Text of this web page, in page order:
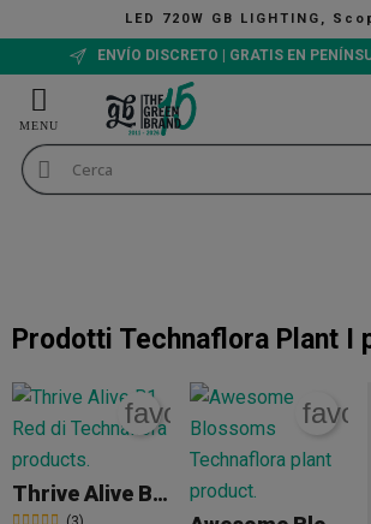
LED 720W GB LIGHTING,
ENVÍO DISCRETO | GRATIS EN
Prodotti Technaflora Plant I
Thrive Alive B1 Red
favorite_border